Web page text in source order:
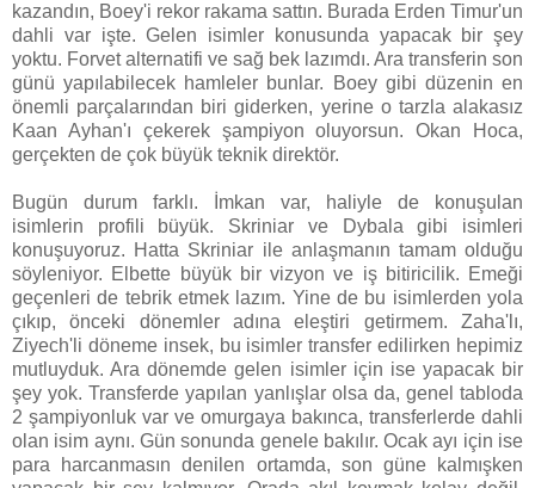
kazandın, Boey'i rekor rakama sattın. Burada Erden Timur'un
dahli var işte. Gelen isimler konusunda yapacak bir şey
yoktu. Forvet alternatifi ve sağ bek lazımdı. Ara transferin son
günü yapılabilecek hamleler bunlar. Boey gibi düzenin en
önemli parçalarından biri giderken, yerine o tarzla alakasız
Kaan Ayhan'ı çekerek şampiyon oluyorsun. Okan Hoca,
gerçekten de çok büyük teknik direktör.
Bugün durum farklı. İmkan var, haliyle de konuşulan
isimlerin profili büyük. Skriniar ve Dybala gibi isimleri
konuşuyoruz. Hatta Skriniar ile anlaşmanın tamam olduğu
söyleniyor. Elbette büyük bir vizyon ve iş bitiricilik. Emeği
geçenleri de tebrik etmek lazım. Yine de bu isimlerden yola
çıkıp, önceki dönemler adına eleştiri getirmem. Zaha'lı,
Ziyech'li döneme insek, bu isimler transfer edilirken hepimiz
mutluyduk. Ara dönemde gelen isimler için ise yapacak bir
şey yok. Transferde yapılan yanlışlar olsa da, genel tabloda
2 şampiyonluk var ve omurgaya bakınca, transferlerde dahli
olan isim aynı. Gün sonunda genele bakılır. Ocak ayı için ise
para harcanmasın denilen ortamda, son güne kalmışken